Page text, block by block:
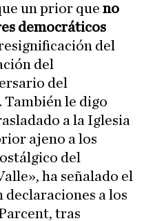
un prior que no
democráticos
del
del
del
le digo
a la Iglesia
ajeno a los
del
ha señalado el
a los
tras